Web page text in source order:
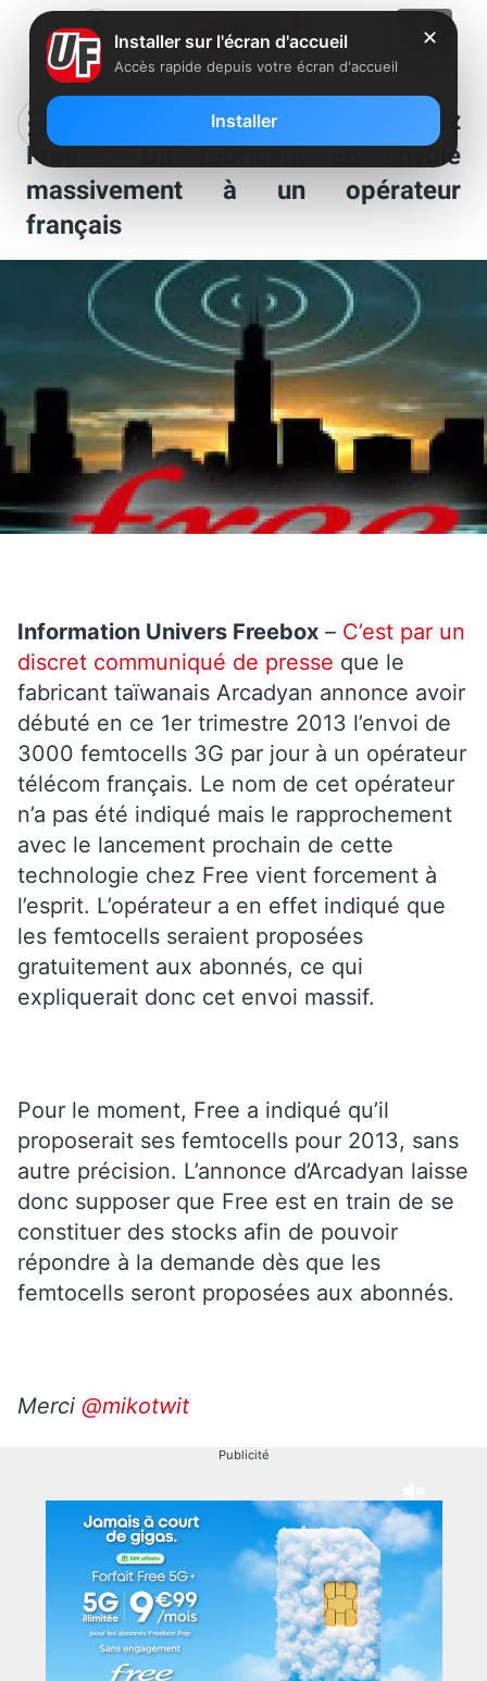
Les femtocells en approche chez
Free ? Un fabricant en envoie
massivement à un opérateur
français
Information Univers Freebox – C’est par un
discret communiqué de presse que le
fabricant taïwanais Arcadyan annonce avoir
débuté en ce 1er trimestre 2013 l’envoi de
3000 femtocells 3G par jour à un opérateur
télécom français. Le nom de cet opérateur
n’a pas été indiqué mais le rapprochement
avec le lancement prochain de cette
technologie chez Free vient forcement à
l’esprit. L’opérateur a en effet indiqué que
les femtocells seraient proposées
gratuitement aux abonnés, ce qui
expliquerait donc cet envoi massif.
Pour le moment, Free a indiqué qu’il
proposerait ses femtocells pour 2013, sans
autre précision. L’annonce d’Arcadyan laisse
donc supposer que Free est en train de se
constituer des stocks afin de pouvoir
répondre à la demande dès que les
femtocells seront proposées aux abonnés.
Merci @mikotwit
Publicité
✕
Installer sur l'écran d'accueil
Accès rapide depuis votre écran d'accueil
Installer